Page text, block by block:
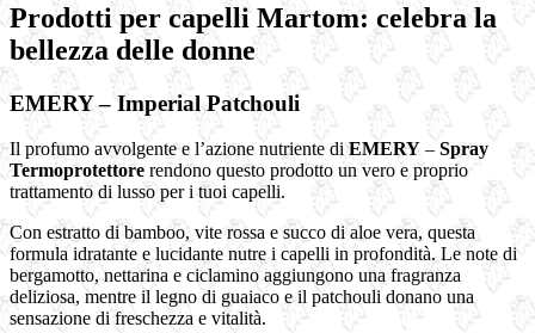
Prodotti per capelli Martom: celebra la
bellezza delle donne
EMERY – Imperial Patchouli
Il profumo avvolgente e l’azione nutriente diEMERY – Spray
Termoprotettore rendono questo prodotto un vero e proprio
trattamento di lusso per i tuoi capelli.
Con estratto di bamboo, vite rossa e succo di aloe vera, questa
formula idratante e lucidante nutre i capelli in profondità. Le note di
bergamotto, nettarina e ciclamino aggiungono una fragranza
deliziosa, mentre il legno di guaiaco e il patchouli donano una
sensazione di freschezza e vitalità.